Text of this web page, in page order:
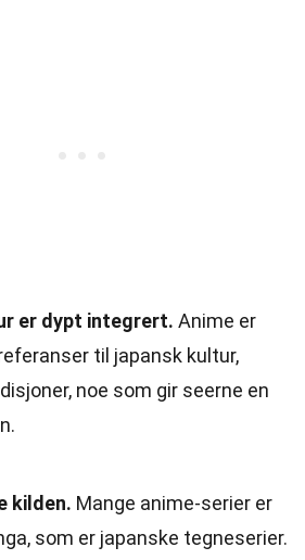
er dypt integrert. Anime er
til japansk kultur,
noe som gir seerne en
kilden. Mange anime-serier er
som er japanske tegneserier.